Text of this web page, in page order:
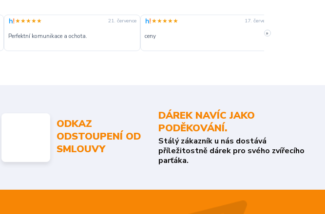
★★★★★ 21. července
Perfektní komunikace a ochota.
★★★★★ 17. července
ceny »
ODKAZ
ODSTOUPENÍ OD
SMLOUVY
DÁREK NAVÍC JAKO
PODĚKOVÁNÍ.
Stálý zákazník u nás dostává
příležitostně dárek pro svého zvířecího
parťáka.